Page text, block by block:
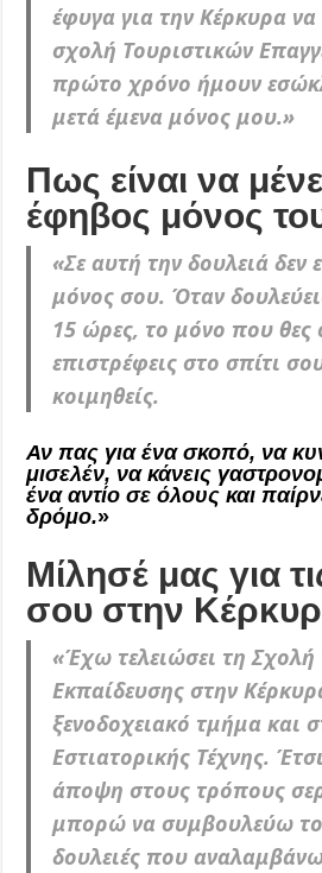
έφυγα για την Κέρκυρα
σχολή Τουριστικών
πρώτο χρόνο ήμουν
μετά έμενα μόνος μου.»
Πως είναι να
έφηβος μόνος
«Σε αυτή την δουλειά δεν
μόνος σου. Όταν
15 ώρες, το μόνο που θες
επιστρέφεις στο σπίτι
κοιμηθείς.
Αν πας για ένα σκοπό, να
μισελέν, να κάνεις
ένα αντίο σε όλους και
δρόμο.»
Μίλησέ μας για
σου στην
«Έχω τελειώσει τη Σχολή
Εκπαίδευσης στην
ξενοδοχειακό τμήμα και
Εστιατορικής Τέχνης.
άποψη στους τρόπους
μπορώ να συμβουλεύω
δουλειές που